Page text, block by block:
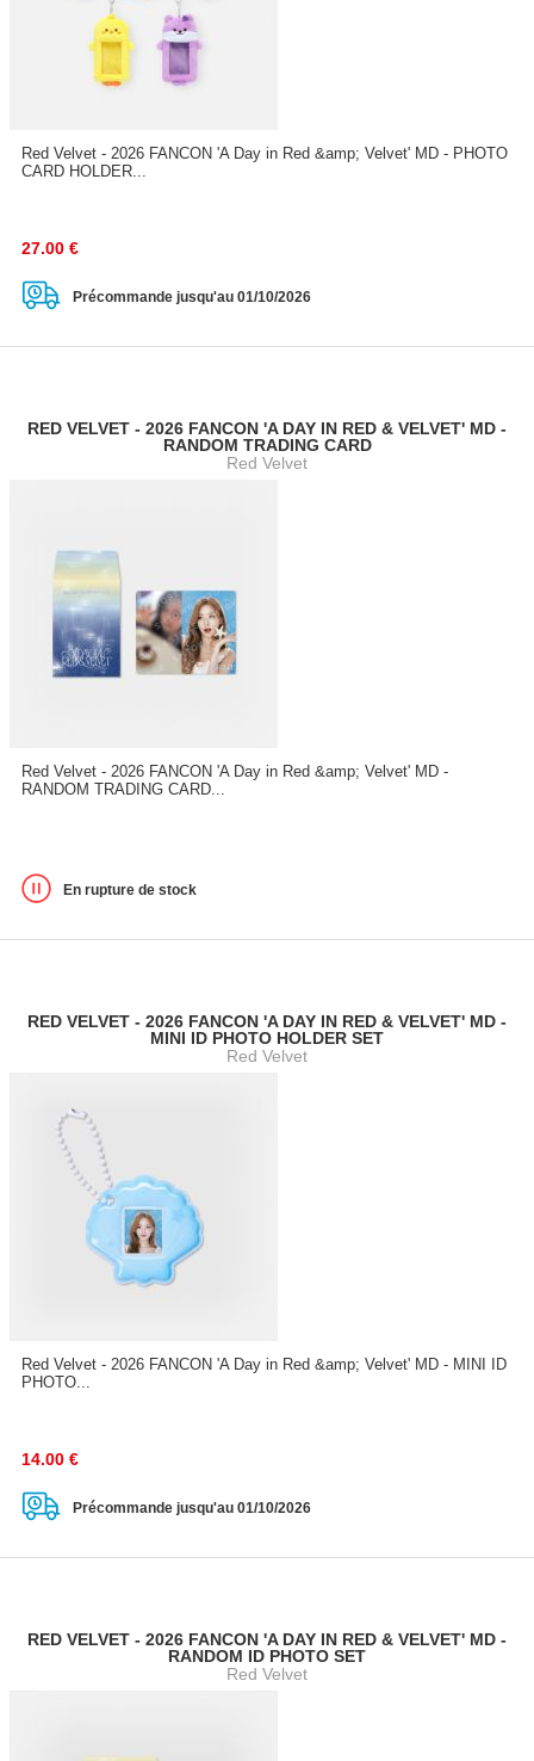
Red Velvet - 2026 FANCON 'A Day in Red &amp; Velvet' MD - PHOTO
CARD HOLDER...
27.00 €
Précommande jusqu'au 01/10/2026
RED VELVET - 2026 FANCON 'A DAY IN RED & VELVET' MD -
RANDOM TRADING CARD
Red Velvet
Red Velvet - 2026 FANCON 'A Day in Red &amp; Velvet' MD -
RANDOM TRADING CARD...
En rupture de stock
RED VELVET - 2026 FANCON 'A DAY IN RED & VELVET' MD -
MINI ID PHOTO HOLDER SET
Red Velvet
Red Velvet - 2026 FANCON 'A Day in Red &amp; Velvet' MD - MINI ID
PHOTO...
14.00 €
Précommande jusqu'au 01/10/2026
RED VELVET - 2026 FANCON 'A DAY IN RED & VELVET' MD -
RANDOM ID PHOTO SET
Red Velvet